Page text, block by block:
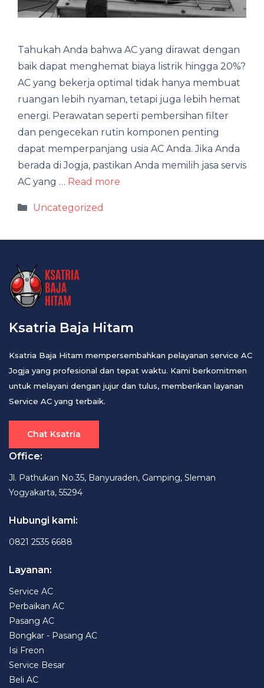
Tahukah Anda bahwa AC yang dirawat dengan
baik dapat menghemat biaya listrik hingga 20%?
AC yang bekerja optimal tidak hanya membuat
ruangan lebih nyaman, tetapi juga lebih hemat
energi. Perawatan seperti pembersihan filter
dan pengecekan rutin komponen penting
dapat memperpanjang usia AC Anda. Jika Anda
berada di Jogja, pastikan Anda memilih jasa servis
AC yang … Read more
Categories
Uncategorized
Ksatria Baja Hitam
Ksatria Baja Hitam mempersembahkan pelayanan service AC
Jogja yang profesional dan tepat waktu. Kami berkomitmen
untuk melayani dengan jujur dan tulus, memberikan layanan
Service AC yang terbaik.
Chat Ksatria
Office:
Jl. Pathukan No.35, Banyuraden, Gamping, Sleman
Yogyakarta, 55294
Hubungi kami:
0821 2535 6688
Layanan:
Service AC
Perbaikan AC
Pasang AC
Bongkar - Pasang AC
Isi Freon
Service Besar
Beli AC